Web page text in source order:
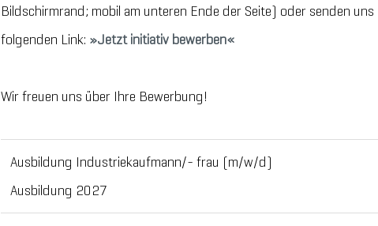
Bildschirmrand; mobil am unteren Ende der Seite) oder senden
folgenden Link:
Jetzt initiativ bewerben
Wir freuen uns über Ihre Bewerbung!
Ausbildung Industriekaufmann/- frau (m/w/d)
Ausbildung 2027